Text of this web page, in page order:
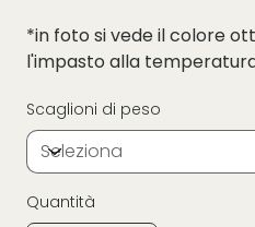
*in foto si vede il colore
l'impasto alla
Scaglioni di peso
Quantità